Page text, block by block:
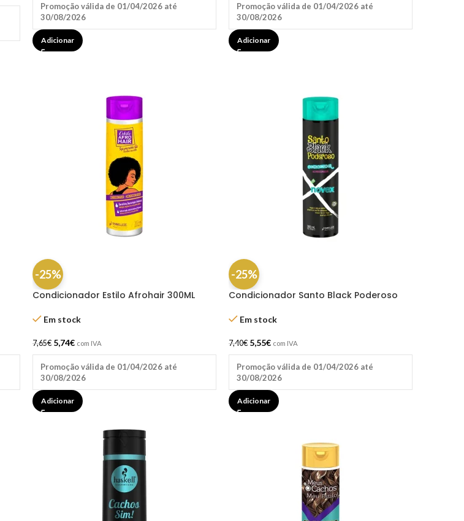
Promoção válida de 01/04/2026 até
30/08/2026
Adicionar
Promoção válida de 01/04/2026 até
30/08/2026
Adicionar
-25%
Condicionador Estilo Afrohair 300ML
Em stock
7,65€ 5,74€ com IVA
Promoção válida de 01/04/2026 até
30/08/2026
Adicionar
-25%
Condicionador Santo Black Poderoso
Em stock
7,40€ 5,55€ com IVA
Promoção válida de 01/04/2026 até
30/08/2026
Adicionar